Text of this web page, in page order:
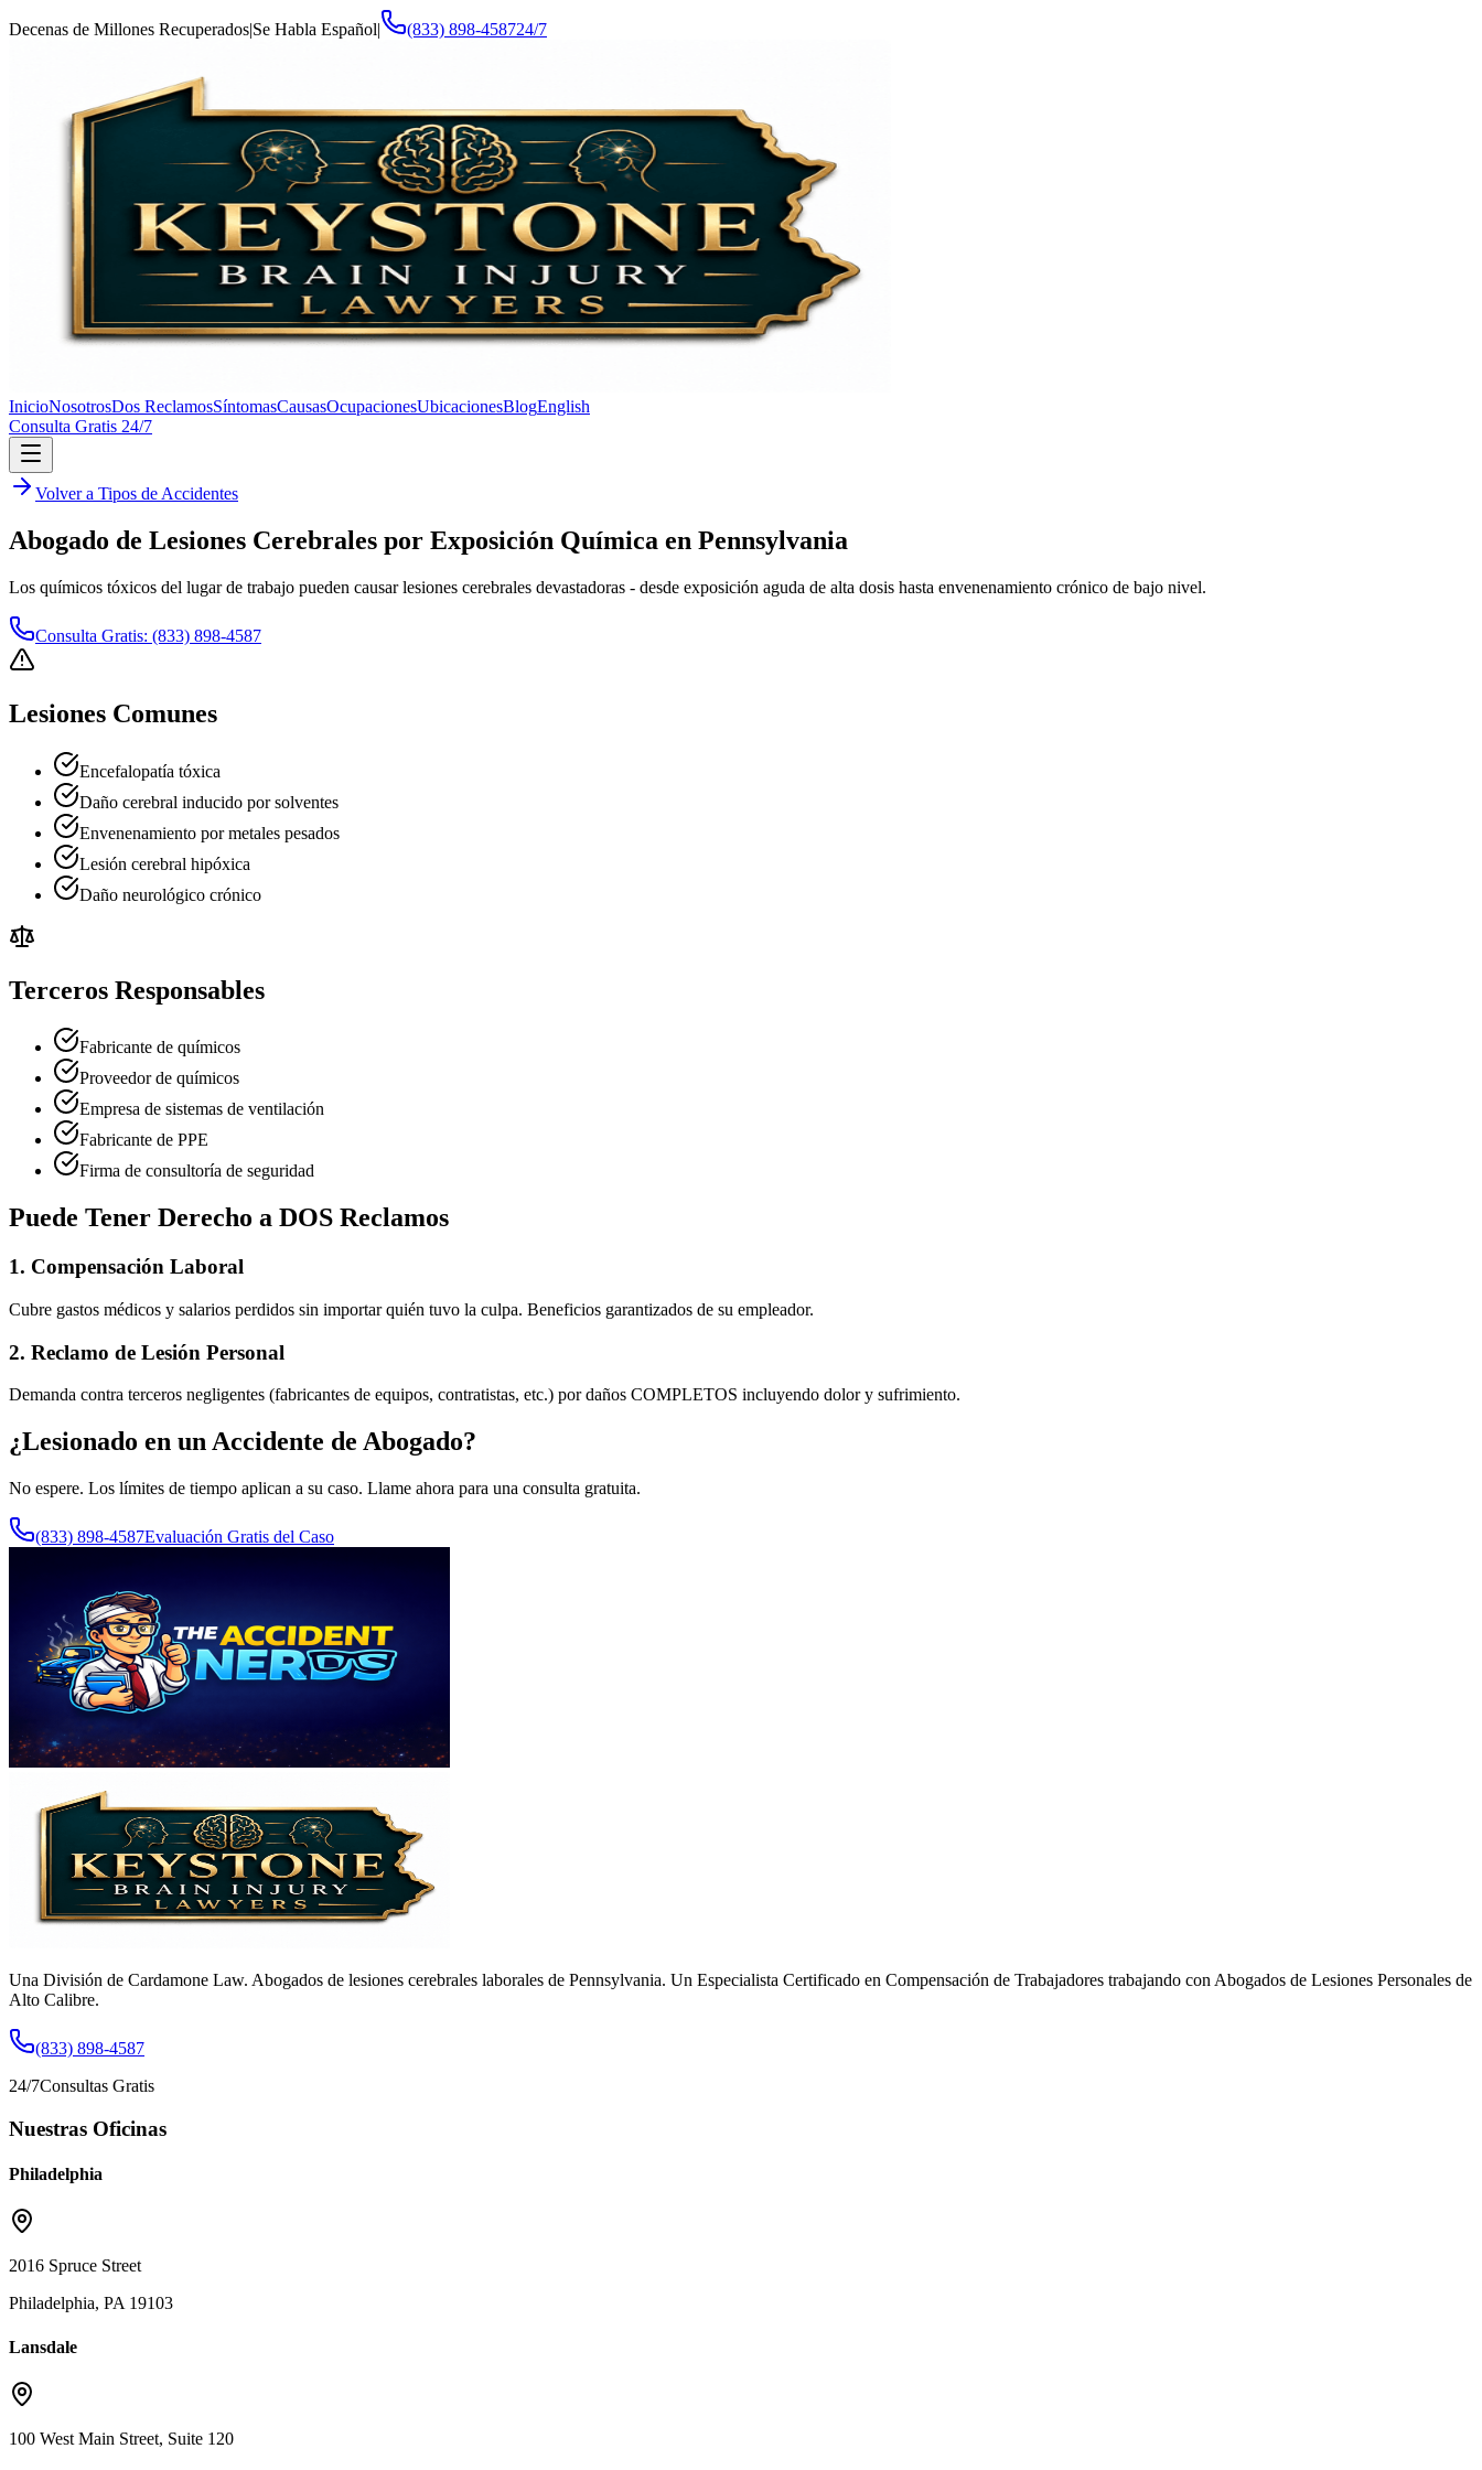
Decenas de Millones Recuperados|Se Habla Español| (833) 898-458724/7
InicioNosotrosDos ReclamosSíntomasCausasOcupacionesUbicacionesBlogEnglish
Consulta Gratis 24/7
Volver a Tipos de Accidentes
Abogado de Lesiones Cerebrales por Exposición Química en Pennsylvania
Los químicos tóxicos del lugar de trabajo pueden causar lesiones cerebrales devastadoras - desde exposición aguda de alta dosis hasta envenenamiento crónico de bajo nivel.
Consulta Gratis: (833) 898-4587
Lesiones Comunes
Encefalopatía tóxica
Daño cerebral inducido por solventes
Envenenamiento por metales pesados
Lesión cerebral hipóxica
Daño neurológico crónico
Terceros Responsables
Fabricante de químicos
Proveedor de químicos
Empresa de sistemas de ventilación
Fabricante de PPE
Firma de consultoría de seguridad
Puede Tener Derecho a DOS Reclamos
1. Compensación Laboral
Cubre gastos médicos y salarios perdidos sin importar quién tuvo la culpa. Beneficios garantizados de su empleador.
2. Reclamo de Lesión Personal
Demanda contra terceros negligentes (fabricantes de equipos, contratistas, etc.) por daños COMPLETOS incluyendo dolor y sufrimiento.
¿Lesionado en un Accidente de Abogado?
No espere. Los límites de tiempo aplican a su caso. Llame ahora para una consulta gratuita.
(833) 898-4587Evaluación Gratis del Caso
Una División de Cardamone Law. Abogados de lesiones cerebrales laborales de Pennsylvania. Un Especialista Certificado en Compensación de Trabajadores trabajando con Abogados de Lesiones Personales de
Alto Calibre.
(833) 898-4587
24/7Consultas Gratis
Nuestras Oficinas
Philadelphia
2016 Spruce Street
Philadelphia, PA 19103
Lansdale
100 West Main Street, Suite 120